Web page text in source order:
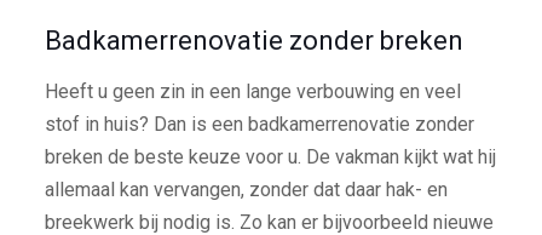
Badkamerrenovatie zonder breken
Heeft u geen zin in een lange verbouwing en veel
stof in huis? Dan is een badkamerrenovatie zonder
breken de beste keuze voor u. De vakman kijkt wat hij
allemaal kan vervangen, zonder dat daar hak- en
breekwerk bij nodig is. Zo kan er bijvoorbeeld nieuwe